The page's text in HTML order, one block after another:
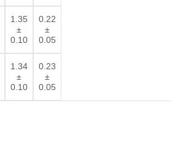
1.35
±
0.10
0.22
±
0.05
1.34
±
0.10
0.23
±
0.05